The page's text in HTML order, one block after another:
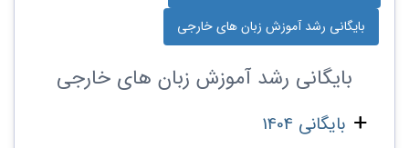
بایگانی رشد آموزش زبان‌ های خارجی
بایگانی رشد آموزش زبان‌ های خارجی
بایگانی 1404